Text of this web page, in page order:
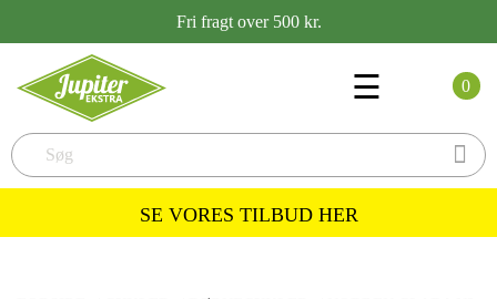
Fri fragt over 500 kr.
Toggle
☰

0
SE VORES TILBUD HER